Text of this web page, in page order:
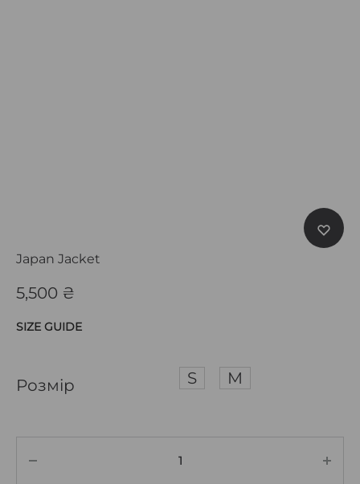
Japan Jacket
5,500 ₴
SIZE GUIDE
Розмір S M